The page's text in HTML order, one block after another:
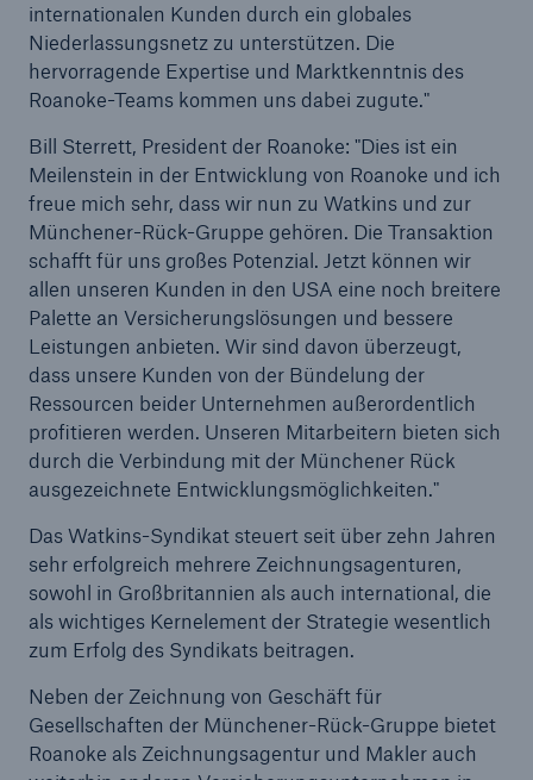
internationalen Kunden durch ein globales
Niederlassungsnetz zu unterstützen. Die
hervorragende Expertise und Marktkenntnis des
Roanoke-Teams kommen uns dabei zugute."
Bill Sterrett, President der Roanoke: "Dies ist ein
Meilenstein in der Entwicklung von Roanoke und ich
freue mich sehr, dass wir nun zu Watkins und zur
Münchener-Rück-Gruppe gehören. Die Transaktion
schafft für uns großes Potenzial. Jetzt können wir
allen unseren Kunden in den USA eine noch breitere
Palette an Versicherungslösungen und bessere
Leistungen anbieten. Wir sind davon überzeugt,
dass unsere Kunden von der Bündelung der
Ressourcen beider Unternehmen außerordentlich
profitieren werden. Unseren Mitarbeitern bieten sich
durch die Verbindung mit der Münchener Rück
ausgezeichnete Entwicklungsmöglichkeiten."
Das Watkins-Syndikat steuert seit über zehn Jahren
sehr erfolgreich mehrere Zeichnungsagenturen,
sowohl in Großbritannien als auch international, die
als wichtiges Kernelement der Strategie wesentlich
zum Erfolg des Syndikats beitragen.
Neben der Zeichnung von Geschäft für
Gesellschaften der Münchener-Rück-Gruppe bietet
Roanoke als Zeichnungsagentur und Makler auch
Lösungen
Sachdeckung durch einen leistungsfähigen
Rückversicherungspartner